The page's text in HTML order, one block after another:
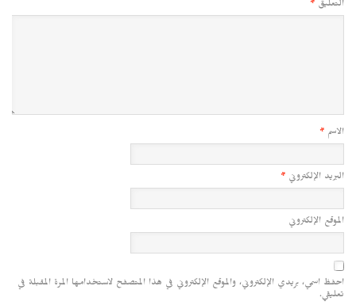
التعليق *
الاسم *
البريد الإلكتروني *
الموقع الإلكتروني
احفظ اسمي، بريدي الإلكتروني، والموقع الإلكتروني في هذا المتصفح لاستخدامها المرة المقبلة في
تعليقي.